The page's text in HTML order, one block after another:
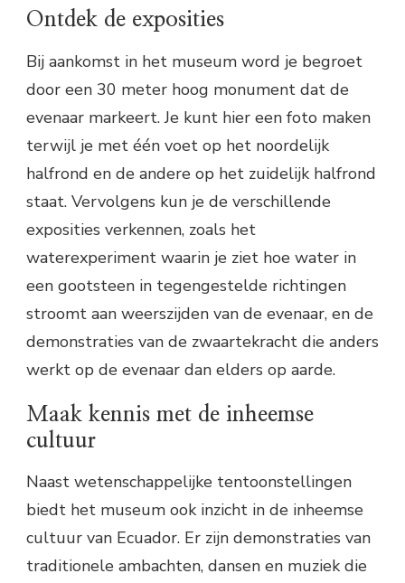
Ontdek de exposities
Bij aankomst in het museum word je begroet
door een 30 meter hoog monument dat de
evenaar markeert. Je kunt hier een foto maken
terwijl je met één voet op het noordelijk
halfrond en de andere op het zuidelijk halfrond
staat. Vervolgens kun je de verschillende
exposities verkennen, zoals het
waterexperiment waarin je ziet hoe water in
een gootsteen in tegengestelde richtingen
stroomt aan weerszijden van de evenaar, en de
demonstraties van de zwaartekracht die anders
werkt op de evenaar dan elders op aarde.
Maak kennis met de inheemse
cultuur
Naast wetenschappelijke tentoonstellingen
biedt het museum ook inzicht in de inheemse
cultuur van Ecuador. Er zijn demonstraties van
traditionele ambachten, dansen en muziek die